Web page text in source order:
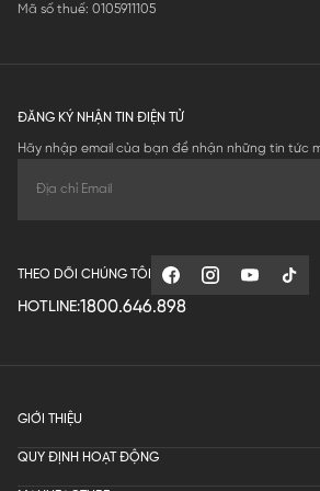
Mã số thuế: 0105911105
ĐĂNG KÝ NHẬN TIN ĐIỆN TỬ
Hãy nhập email của bạn để nhận những tin tức
THEO DÕI CHÚNG TÔI
HOTLINE:1800.646.898
GIỚI THIỆU
QUY ĐỊNH HOẠT ĐỘNG